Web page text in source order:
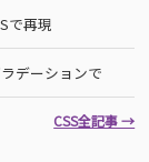
で再現
デーションで
CSS全記事 →